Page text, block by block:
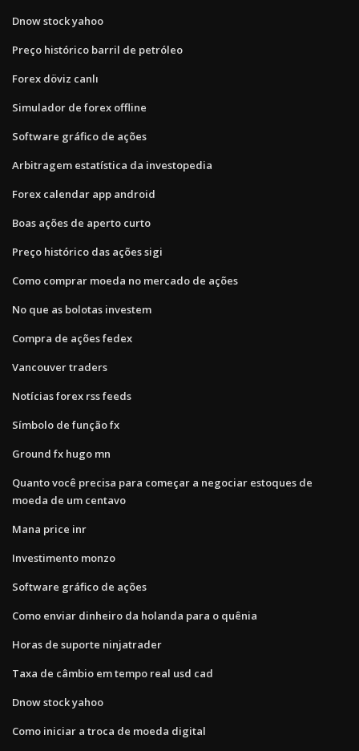
Dnow stock yahoo
Preço histórico barril de petróleo
Forex döviz canlı
Simulador de forex offline
Software gráfico de ações
Arbitragem estatística da investopedia
Forex calendar app android
Boas ações de aperto curto
Preço histórico das ações sigi
Como comprar moeda no mercado de ações
No que as bolotas investem
Compra de ações fedex
Vancouver traders
Notícias forex rss feeds
Símbolo de função fx
Ground fx hugo mn
Quanto você precisa para começar a negociar estoques de
moeda de um centavo
Mana price inr
Investimento monzo
Software gráfico de ações
Como enviar dinheiro da holanda para o quênia
Horas de suporte ninjatrader
Taxa de câmbio em tempo real usd cad
Dnow stock yahoo
Como iniciar a troca de moeda digital